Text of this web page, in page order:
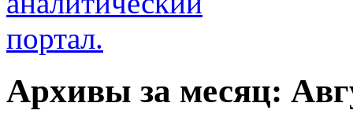
Архивы за месяц: